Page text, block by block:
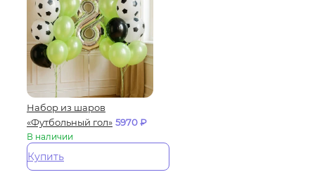
Набор из шаров
«Футбольный гол» 5970₽
В наличии
Купить